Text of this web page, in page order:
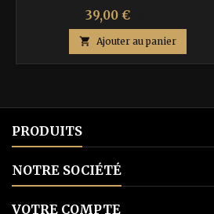
Prix
39,00 €
base
 Ajouter au panier
PRODUITS
NOTRE SOCIÉTÉ
VOTRE COMPTE